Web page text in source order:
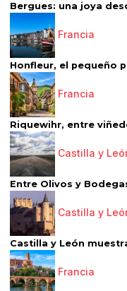
Bergues: una joya
Francia
Honfleur, el pequeño
Francia
Riquewihr, entre
Castilla y
Entre Olivos y
Castilla y
Castilla y León
Francia